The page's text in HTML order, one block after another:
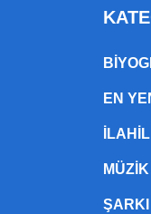
EN
ŞARKI